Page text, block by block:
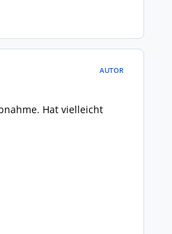
AUTOR
Hat vielleicht